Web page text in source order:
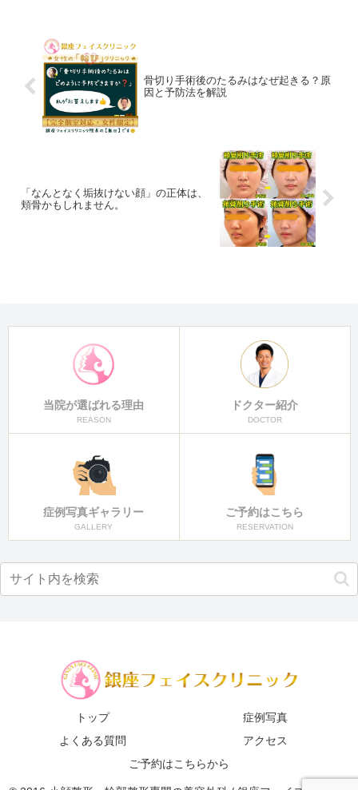
骨切り手術後のたるみはなぜ起きる？原
因と予防法を解説
「なんとなく垢抜けない顔」の正体は、
頬骨かもしれません。
当院が選ばれる理由
REASON
ドクター紹介
DOCTOR
症例写真ギャラリー
GALLERY
ご予約はこちら
RESERVATION
トップ
症例写真
よくある質問
アクセス
ご予約はこちらから